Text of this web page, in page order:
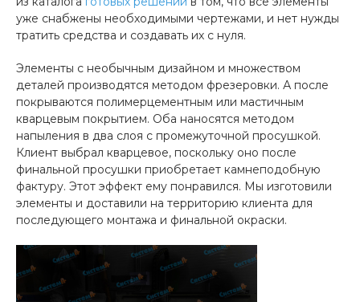
уже снабжены необходимыми чертежами, и нет нужды
тратить средства и создавать их с нуля.
Элементы с необычным дизайном и множеством
деталей производятся методом фрезеровки. А после
покрываются полимерцементным или мастичным
кварцевым покрытием. Оба наносятся методом
напыления в два слоя с промежуточной просушкой.
Клиент выбрал кварцевое, поскольку оно после
финальной просушки приобретает камнеподобную
фактуру. Этот эффект ему понравился. Мы изготовили
элементы и доставили на территорию клиента для
последующего монтажа и финальной окраски.